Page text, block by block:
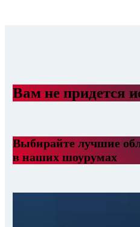
Вам не придется
Выбирайте лучшие
в наших шоурумах